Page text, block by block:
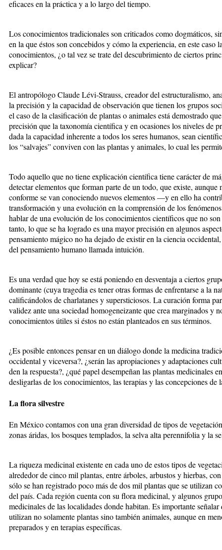
eficaces en la práctica y a lo largo del tiempo.
Los conocimientos tradicionales son criticados como dogmáticos,
en la que éstos son concebidos y cómo la experiencia, en este caso
conocimientos, ¿o tal vez se trate del descubrimiento de ciertos
explicar?
El antropólogo Claude Lévi-Strauss, creador del estructuralismo,
la precisión y la capacidad de observación que tienen los grupos
el caso de la clasificación de plantas o animales está demostrado
precisión que la taxonomía científica y en ocasiones los niveles de
dada la capacidad inherente a todos los seres humanos, sean
los “salvajes” conviven con las plantas y animales, lo cual les
Todo aquello que no tiene explicación científica tiene carácter de
detectar elementos que forman parte de un todo, que existe,
conforme se van conociendo nuevos elementos —y en ello ha
transformación y una evolución en la comprensión de los
hablar de una evolución de los conocimientos científicos que no
tanto, lo que se ha logrado es una mayor precisión en algunos
pensamiento mágico no ha dejado de existir en la ciencia
del pensamiento humano llamada intuición.
Es una verdad que hoy se está poniendo en desventaja a ciertos
dominante (cuya tragedia es tener otras formas de enfrentarse a la
calificándolos de charlatanes y supersticiosos. La curación forma
validez ante una sociedad homogeneizante que crea marginados y
conocimientos útiles si éstos no están planteados en sus términos.
¿Es posible entonces pensar en un diálogo donde la medicina
occidental y viceversa?, ¿serán las apropiaciones y adaptaciones
den la respuesta?, ¿qué papel desempeñan las plantas medicinales
desligarlas de los conocimientos, las terapias y las concepciones de
La flora silvestre
En México contamos con una gran diversidad de tipos de
zonas áridas, los bosques templados, la selva alta perennifolia y la
La riqueza medicinal existente en cada uno de estos tipos de
alrededor de cinco mil plantas, entre árboles, arbustos y hierbas,
sólo se han registrado poco más de dos mil plantas que se utilizan
del país. Cada región cuenta con su flora medicinal, y algunos
medicinales de las localidades donde habitan. Es importante
utilizan no solamente plantas sino también animales, aunque en
preparados y en terapias específicas.